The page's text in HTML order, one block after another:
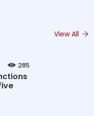
View All
285